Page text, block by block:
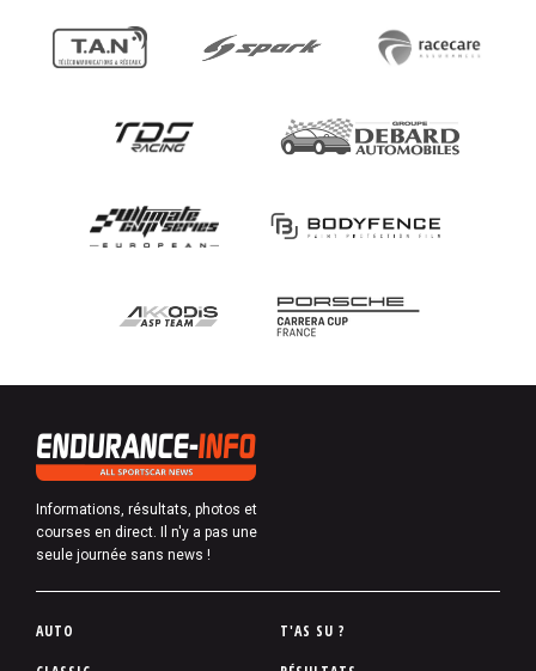
Informations, résultats, photos et
courses en direct. Il n'y a pas une
seule journée sans news !
P
AUTO
T'AS SU ?